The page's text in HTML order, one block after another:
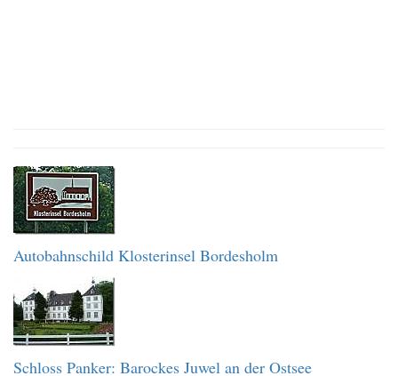
Autobahnschild Klosterinsel Bordesholm
Schloss Panker: Barockes Juwel an der Ostsee